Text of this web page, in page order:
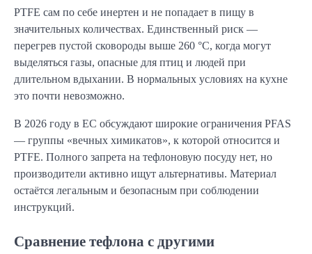
PTFE сам по себе инертен и не попадает в пищу в
значительных количествах. Единственный риск —
перегрев пустой сковороды выше 260 °C, когда могут
выделяться газы, опасные для птиц и людей при
длительном вдыхании. В нормальных условиях на кухне
это почти невозможно.
В 2026 году в ЕС обсуждают широкие ограничения PFAS
— группы «вечных химикатов», к которой относится и
PTFE. Полного запрета на тефлоновую посуду нет, но
производители активно ищут альтернативы. Материал
остаётся легальным и безопасным при соблюдении
инструкций.
Сравнение тефлона с другими